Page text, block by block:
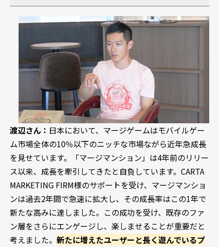
渡辺さん： 日本において、マージゲームはモバイルゲー
ム市場全体の10％以下のニッチな市場ながら近年急成長
を見せています。「マージマンション」は4年前のリリー
ス以来、成長を牽引してきたと自負しています。CARTA
MARKETING FIRM様のサポートを受け、マージマンショ
ンは過去2年間で急速に拡大し、その成長率はこの1年で
新たな高みに達しました。この成功を受け、既存のファ
ン層をさらにエンゲージし、楽しませることが重要だと
考えました。 新たに増えたユーザーと長く遊んでいるプ